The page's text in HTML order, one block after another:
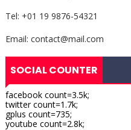
Tel: +01 19 9876-54321
Email: contact@mail.com
SOCIAL COUNTER
facebook count=3.5k;
twitter count=1.7k;
gplus count=735;
youtube count=2.8k;